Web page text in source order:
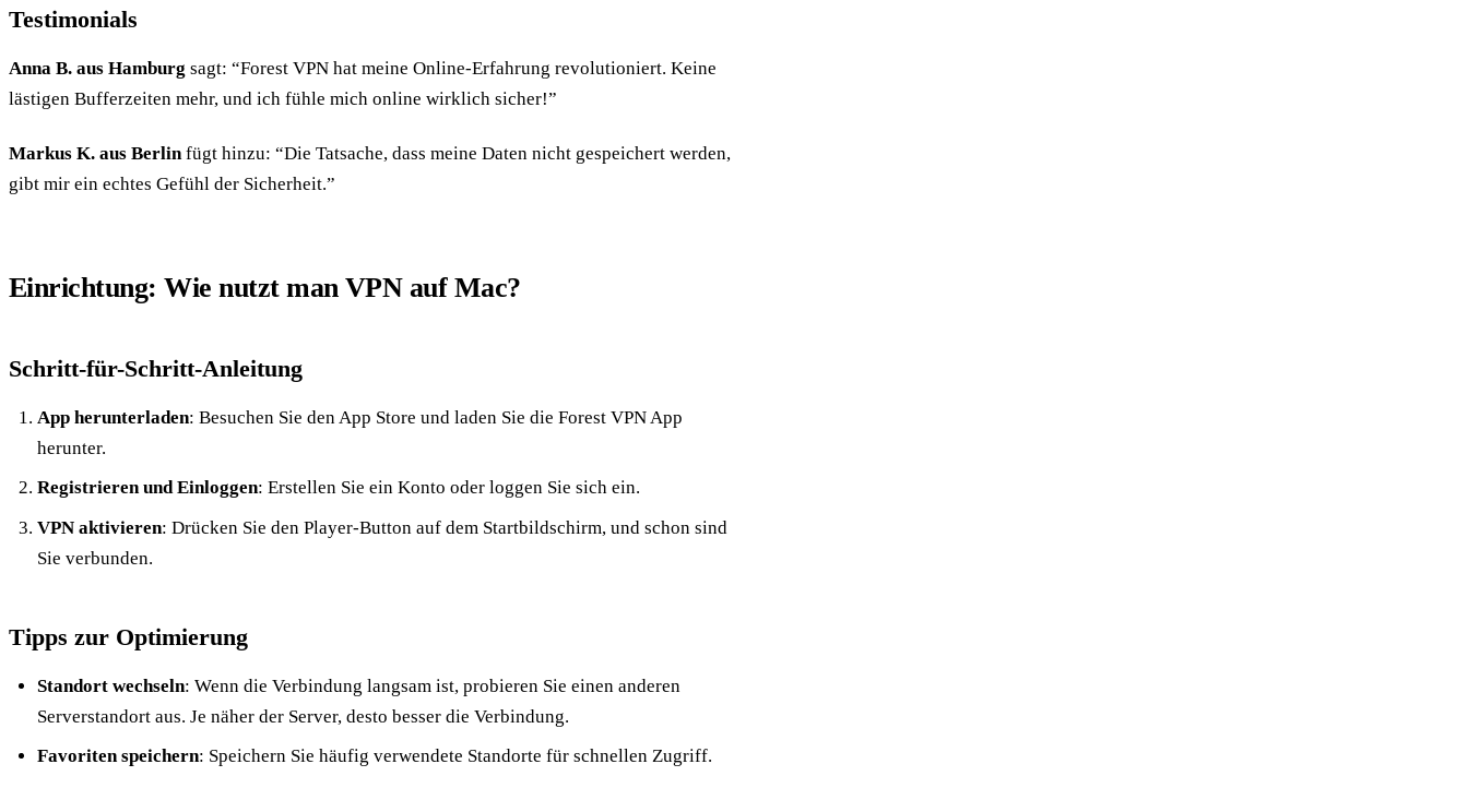
Testimonials
Anna B. aus Hamburg sagt: “Forest VPN hat meine Online-Erfahrung revolutioniert. Keine
lästigen Bufferzeiten mehr, und ich fühle mich online wirklich sicher!”
Markus K. aus Berlin fügt hinzu: “Die Tatsache, dass meine Daten nicht gespeichert werden,
gibt mir ein echtes Gefühl der Sicherheit.”
Einrichtung: Wie nutzt man VPN auf Mac?
Schritt-für-Schritt-Anleitung
App herunterladen: Besuchen Sie den App Store und laden Sie die Forest VPN App
herunter.
Registrieren und Einloggen: Erstellen Sie ein Konto oder loggen Sie sich ein.
VPN aktivieren: Drücken Sie den Player-Button auf dem Startbildschirm, und schon sind
Sie verbunden.
Tipps zur Optimierung
Standort wechseln: Wenn die Verbindung langsam ist, probieren Sie einen anderen
Serverstandort aus. Je näher der Server, desto besser die Verbindung.
Favoriten speichern: Speichern Sie häufig verwendete Standorte für schnellen Zugriff.